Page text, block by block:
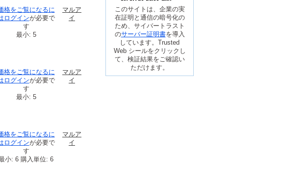
格をご覧になるに
ログインが必要で
す
最小: 5
マルア
イ
格をご覧になるに
ログインが必要で
す
最小: 5
マルア
イ
格をご覧になるに
ログインが必要で
す
小: 6 購入単位: 6
マルア
イ
このサイトは、企業の実
在証明と通信の暗号化の
ため、サイバートラスト
のサーバー証明書を導入
しています。Trusted
Web シールをクリックし
て、検証結果をご確認い
ただけます。